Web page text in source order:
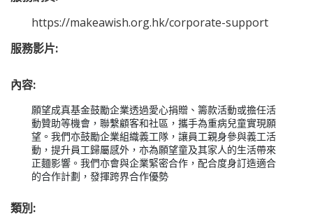
https://makeawish.org.hk/corporate-support
服務影片:
內容:
願望成真基金鼓勵企業透過愛心捐贈、籌款活動或擔任活
動贊助等機會，聯繫顧客和社區，攜手為重病兒童實現願
望。我們亦鼓勵企業組織義工隊，讓員工親身參與義工活
動，提升員工歸屬感外，亦為願望童及其家人的生活帶來
正麵影響。我們亦會與企業緊密合作，配合度身訂造適合
的合作計劃，發揮跨界合作優勢
類別: